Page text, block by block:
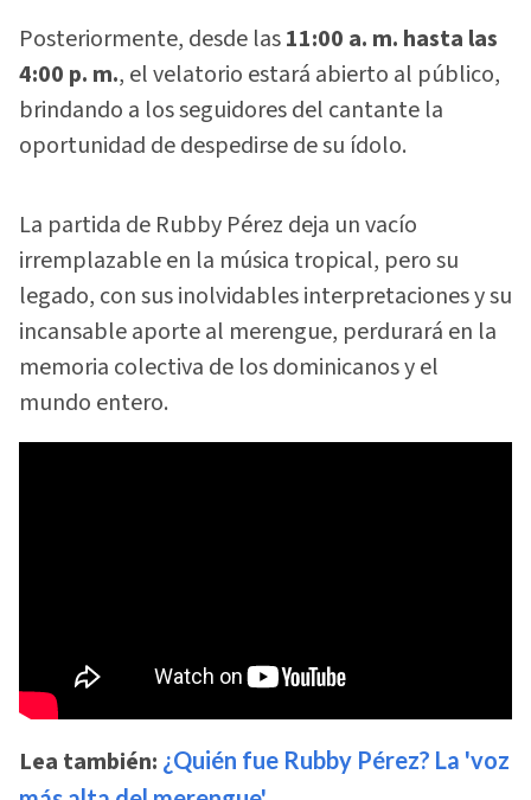
Posteriormente, desde las11:00 a. m. hasta las
4:00 p. m., el velatorio estará abierto al público,
brindando a los seguidores del cantante la
oportunidad de despedirse de su ídolo.
La partida de Rubby Pérez deja un vacío
irremplazable en la música tropical, pero su
legado, con sus inolvidables interpretaciones y su
incansable aporte al merengue, perdurará en la
memoria colectiva de los dominicanos y el
mundo entero.
Lea también: ¿Quién fue Rubby Pérez? La 'voz